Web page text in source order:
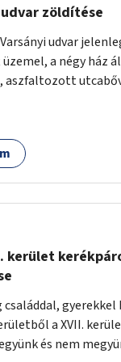
udvar zöldítése
udvar
a négy ház
utcabővület
jöjjön létre,
utca bővületeként és
nyújtson
Irén utca és a
őket a
szorgalmazza.
is szereplő
és biciklitárolók
kerület
gyerekkel
a XVII.
és nem